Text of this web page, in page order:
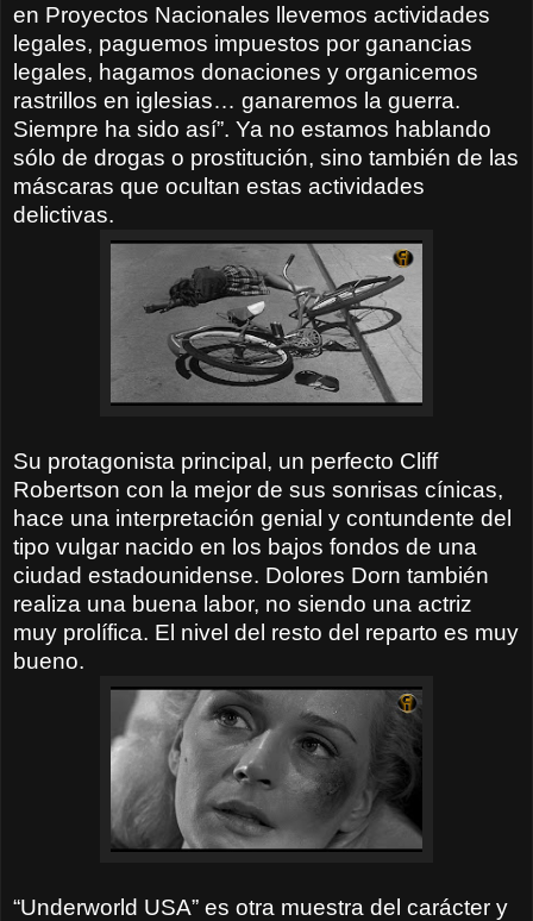
en Proyectos Nacionales llevemos actividades
legales, paguemos impuestos por ganancias
legales, hagamos donaciones y organicemos
rastrillos en iglesias… ganaremos la guerra.
Siempre ha sido así”. Ya no estamos hablando
sólo de drogas o prostitución, sino también de las
máscaras que ocultan estas actividades
delictivas.
Su protagonista principal, un perfecto Cliff
Robertson con la mejor de sus sonrisas cínicas,
hace una interpretación genial y contundente del
tipo vulgar nacido en los bajos fondos de una
ciudad estadounidense. Dolores Dorn también
realiza una buena labor, no siendo una actriz
muy prolífica. El nivel del resto del reparto es muy
bueno.
“Underworld USA” es otra muestra del carácter y